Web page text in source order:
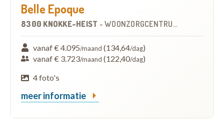
Belle Epoque
8300 KNOKKE-HEIST - WOONZORGCENTRUM (WZC)
vanaf € 4.095/maand (134,64/dag)
vanaf € 3.723/maand (122,40/dag)
4 foto's
meer informatie